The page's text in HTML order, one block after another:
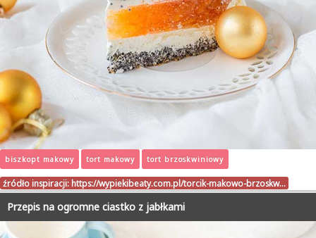
biszkopt makowy tort makowy tort brzoskwiniowy
źródło inspiracji: https://wypiekibeaty.com.pl/torcik-makowo-brzoskw…
Przepis na ogromne ciastko z jabłkami